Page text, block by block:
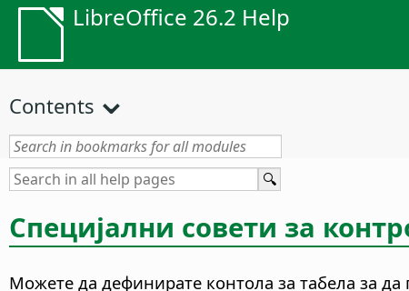
LibreOffice 26.2 Help
Contents
Специјални совети за
Можете да дефинирате контола за табела за